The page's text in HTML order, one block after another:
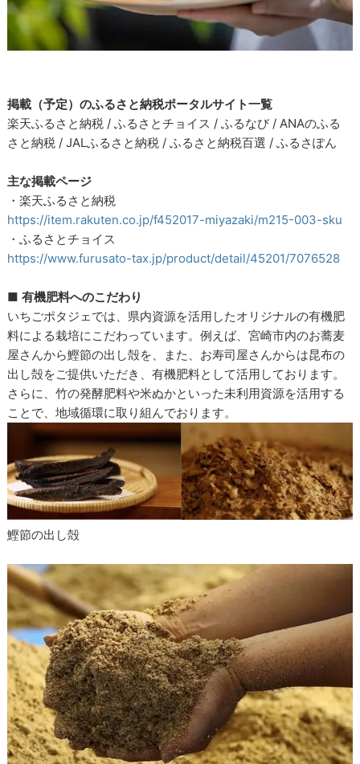
掲載（予定）のふるさと納税ポータルサイト一覧
楽天ふるさと納税 / ふるさとチョイス / ふるなび / ANAのふる
さと納税 / JALふるさと納税 / ふるさと納税百選 / ふるさぽん
主な掲載ページ
・楽天ふるさと納税
https://item.rakuten.co.jp/f452017-miyazaki/m215-003-sku
・ふるさとチョイス
https://www.furusato-tax.jp/product/detail/45201/7076528
■有機肥料へのこだわり
いちごポタジェでは、県内資源を活用したオリジナルの有機肥
料による栽培にこだわっています。例えば、宮崎市内のお蕎麦
屋さんから鰹節の出し殻を、また、お寿司屋さんからは昆布の
出し殻をご提供いただき、有機肥料として活用しております。
さらに、竹の発酵肥料や米ぬかといった未利用資源を活用する
ことで、地域循環に取り組んでおります。
鰹節の出し殻